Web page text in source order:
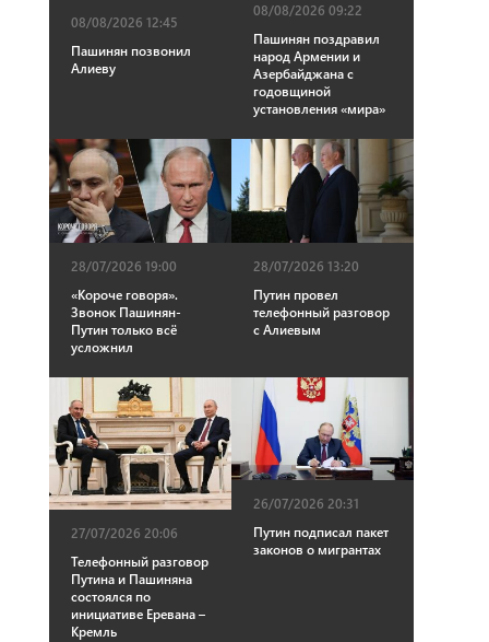
08/08/2026 12:45
Пашинян позвонил
Алиеву
08/08/2026 09:22
Пашинян поздравил
народ Армении и
Азербайджана с
годовщиной
установления «мира»
28/07/2026 19:00
«Короче говоря».
Звонок Пашинян-
Путин только всё
усложнил
28/07/2026 13:20
Путин провел
телефонный разговор
с Алиевым
27/07/2026 20:06
Телефонный разговор
Путина и Пашиняна
состоялся по
инициативе Еревана –
Кремль
26/07/2026 20:31
Путин подписал пакет
законов о мигрантах